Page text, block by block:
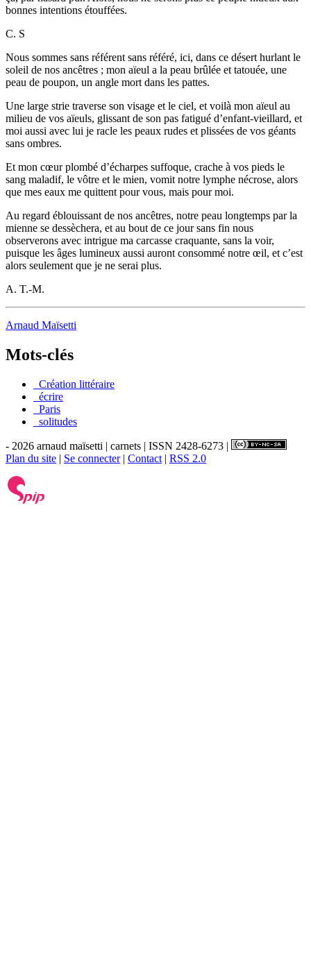
bonnes intentions étouffées.
C. S
Nous sommes sans référent sans référé, ici, dans ce désert hurlant le
soleil de nos ancêtres ; mon aïeul a la peau brûlée et tatouée, une
peau de poupon, un angle mort dans les pattes.
Une large strie traverse son visage et le ciel, et voilà mon aïeul au
milieu de vos aïeuls, glissant de son pas fatigué d’enfant-vieillard, et
moi aussi avec lui je racle les peaux rudes et plissées de vos géants
sans ombres.
Et mon cœur plombé d’écharpes suffoque, crache à vos pieds le
sang maladif, le vôtre et le mien, vomit notre lymphe nécrose, alors
que mes eaux me quittent pour vous, mais pour moi.
Au regard éblouissant de nos ancêtres, notre peau longtemps par la
mienne se dessèchera, et au bout de ce jour sans fin nous
observerons avec intrigue ma carcasse craquante, sans la voir,
puisque les âges lumineux aussi auront consommé notre œil, et c’est
alors seulement que je ne serai plus.
A. T.-M.
Arnaud Maïsetti
Mots-clés
_Création littéraire
_écrire
_Paris
_solitudes
- 2026 arnaud maïsetti | carnets | ISSN 2428-6273 |
Plan du site | Se connecter| Contact | RSS 2.0